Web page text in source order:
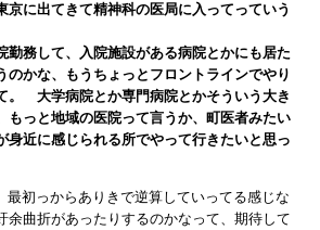
京に出てきて精神科の医局に入ってっていう
務して、入院施設がある病院とかにも居た
のかな、もうちょっとフロントラインでやり
。 大学病院とか専門病院とかそういう大き
もっと地域の医院って言うか、町医者みたい
身近に感じられる所でやって行きたいと思っ
っからありきで逆算していってる感じな
曲折があったりするのかなって、期待して